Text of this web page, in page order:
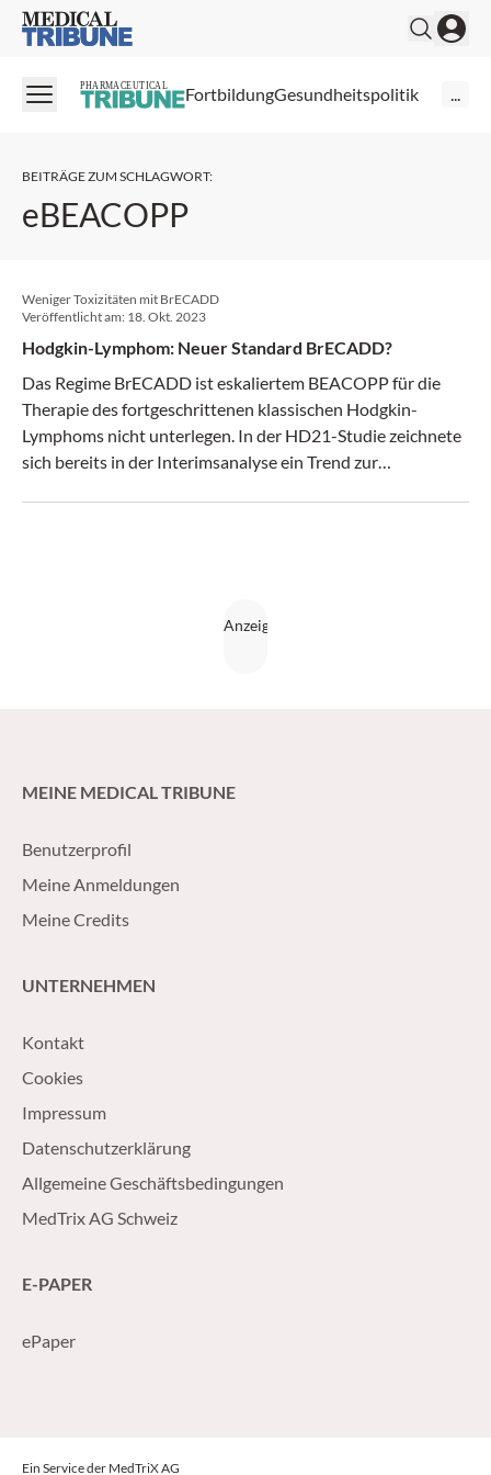
Medical Tribune
PHARMACEUTICAL FortbildungGesundheitspolitik ...
BEITRÄGE ZUM SCHLAGWORT:
eBEACOPP
Weniger Toxizitäten mit BrECADD
Veröffentlicht am: 18. Okt. 2023
Hodgkin-Lymphom: Neuer Standard BrECADD?
Das Regime BrECADD ist eskaliertem BEACOPP für die
Therapie des fortgeschrittenen klassischen Hodgkin-
Lymphoms nicht unter­legen. In der HD21-Studie zeichnete
sich bereits in der Interims­analyse ein Trend zur
MEINE MEDICAL TRIBUNE
Benutzerprofil
Meine Anmeldungen
Meine Credits
UNTERNEHMEN
Kontakt
Cookies
Impressum
Datenschutzerklärung
Allgemeine Geschäftsbedingungen
MedTrix AG Schweiz
E-PAPER
ePaper
Ein Service der MedTriX AG